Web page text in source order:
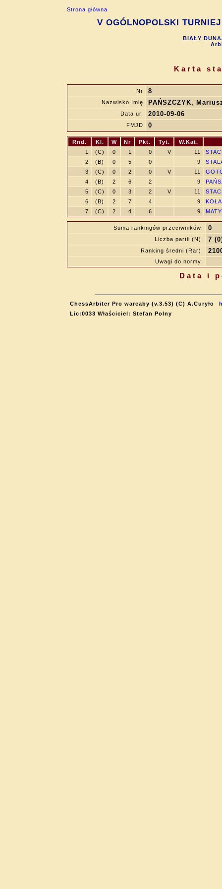
Strona główna
V OGÓLNOPOLSKI
BIAŁY
Karta
Nr 8
Nazwisko Imię PAŃSZCZYK,
Data ur. 2010-09-06
FMJD 0
Rnd. Kl. W Nr Pkt. Tyt.
W.Kat.
1
(C) 0 1 0 V 11
2
(B) 0 5 0 9
3
(C) 0 2 0 V 11
4
(B) 2 6 2 9
5
(C) 0 3 2 V 11
6
(B) 2 7 4 9
7
(C) 2 4 6 9
Suma rankingów przeciwników: 0
Liczba partii (N): 7
Ranking średni (Rar):
Uwagi do normy:
Data i
ChessArbiter Pro warcaby (v.3.53) (C) A.Curyło
Lic:0033 Właściciel: Stefan Polny